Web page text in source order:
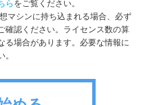
ら をご覧ください。
マシンに持ち込まれる場合、必ず
確認ください。ライセンス数の算
る場合があります。必要な情報に